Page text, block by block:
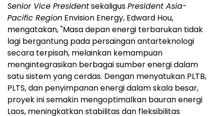
Senior Vice PresidentsekaligusPresident Asia-
Pacific Region Envision Energy, Edward Hou,
mengatakan, "Masa depan energi terbarukan tidak
lagi bergantung pada persaingan antarteknologi
secara terpisah, melainkan kemampuan
mengintegrasikan berbagai sumber energi dalam
satu sistem yang cerdas. Dengan menyatukan PLTB,
PLTS, dan penyimpanan energi dalam skala besar,
proyek ini semakin mengoptimalkan bauran energi
Laos, meningkatkan stabilitas dan fleksibilitas